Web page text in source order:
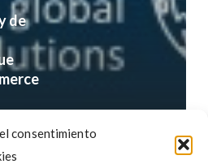
consentimiento
de